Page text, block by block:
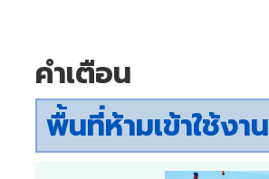
คำเตือน
พื้นที่ห้ามเข้าใช้งาน